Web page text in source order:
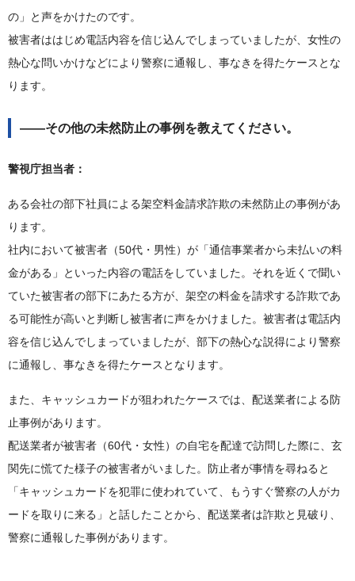
の」と声をかけたのです。
被害者ははじめ電話内容を信じ込んでしまっていましたが、女性の
熱心な問いかけなどにより警察に通報し、事なきを得たケースとな
ります。
――その他の未然防止の事例を教えてください。
警視庁担当者：
ある会社の部下社員による架空料金請求詐欺の未然防止の事例があ
ります。
社内において被害者（50代・男性）が「通信事業者から未払いの料
金がある」といった内容の電話をしていました。それを近くで聞い
ていた被害者の部下にあたる方が、架空の料金を請求する詐欺であ
る可能性が高いと判断し被害者に声をかけました。被害者は電話内
容を信じ込んでしまっていましたが、部下の熱心な説得により警察
に通報し、事なきを得たケースとなります。
また、キャッシュカードが狙われたケースでは、配送業者による防
止事例があります。
配送業者が被害者（60代・女性）の自宅を配達で訪問した際に、玄
関先に慌てた様子の被害者がいました。防止者が事情を尋ねると
「キャッシュカードを犯罪に使われていて、もうすぐ警察の人がカ
ードを取りに来る」と話したことから、配送業者は詐欺と見破り、
警察に通報した事例があります。